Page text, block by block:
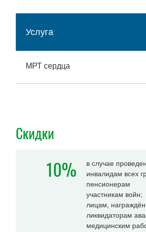
Услуга
МРТ сердца
Скидки
10%
в случае
инвалидам всех
пенсионерам
участникам войн;
лицам,
ликвидаторам
медицинским